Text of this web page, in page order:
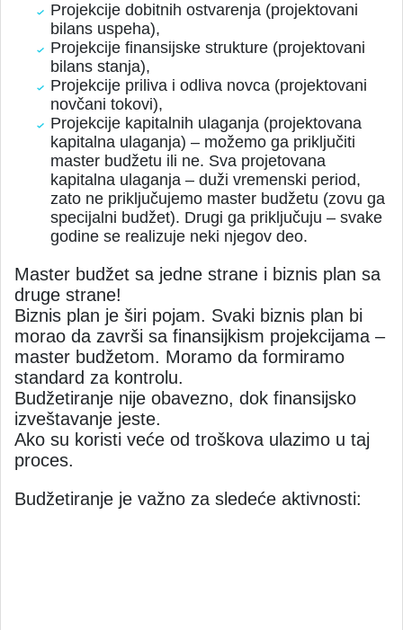
Projekcije dobitnih ostvarenja (projektovani
bilans uspeha),
Projekcije finansijske strukture (projektovani
bilans stanja),
Projekcije priliva i odliva novca (projektovani
novčani tokovi),
Projekcije kapitalnih ulaganja (projektovana
kapitalna ulaganja) – možemo ga priključiti
master budžetu ili ne. Sva projetovana
kapitalna ulaganja – duži vremenski period,
zato ne priključujemo master budžetu (zovu ga
specijalni budžet). Drugi ga priključuju – svake
godine se realizuje neki njegov deo.
Master budžet sa jedne strane i biznis plan sa
druge strane!
Biznis plan je širi pojam. Svaki biznis plan bi
morao da završi sa finansijkism projekcijama –
master budžetom. Moramo da formiramo
standard za kontrolu.
Budžetiranje nije obavezno, dok finansijsko
izveštavanje jeste.
Ako su koristi veće od troškova ulazimo u taj
proces.
Budžetiranje je važno za sledeće aktivnosti: